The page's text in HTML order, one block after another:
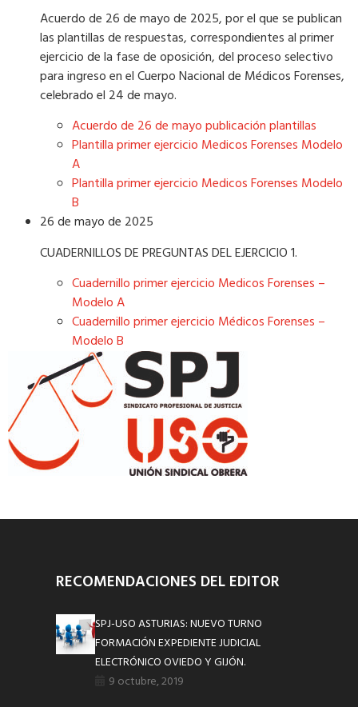
Acuerdo de 26 de mayo de 2025, por el que se publican
las plantillas de respuestas, correspondientes al primer
ejercicio de la fase de oposición, del proceso selectivo
para ingreso en el Cuerpo Nacional de Médicos Forenses,
celebrado el 24 de mayo.
Acuerdo de 26 de mayo publicación plantillas
Plantilla primer ejercicio Medicos Forenses Modelo
A
Plantilla primer ejercicio Medicos Forenses Modelo
B
26 de mayo de 2025
CUADERNILLOS DE PREGUNTAS DEL EJERCICIO 1.
Cuadernillo primer ejercicio Medicos Forenses –
Modelo A
Cuadernillo primer ejercicio Médicos Forenses –
Modelo B
RECOMENDACIONES DEL EDITOR
SPJ-USO ASTURIAS: NUEVO TURNO
FORMACIÓN EXPEDIENTE JUDICIAL
ELECTRÓNICO OVIEDO Y GIJÓN.
9 octubre, 2019